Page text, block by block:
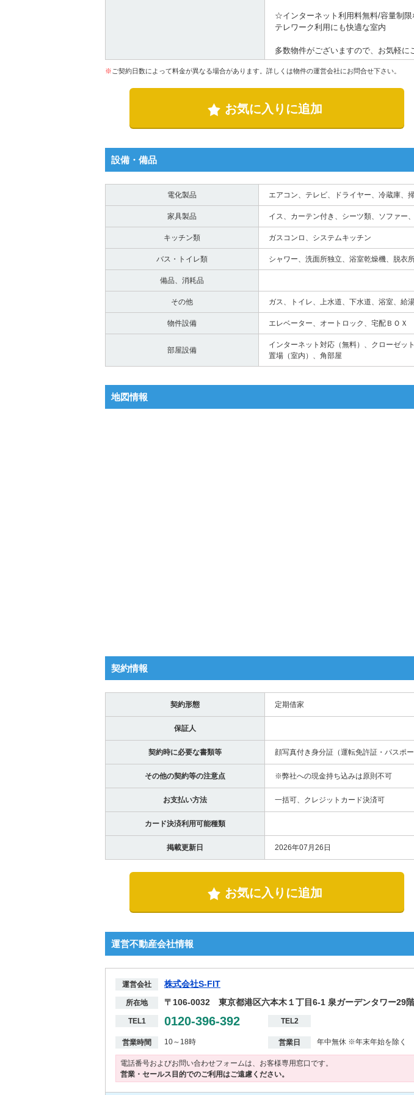
☆インターネット利用料無料/容量制限
テレワーク利用にも快適な室内
多数物件がございますので、お気軽に
※ ご契約日数によって料金が異なる場合があります。詳しくは物件の運営会社にお問合せ下さい。
お気に入りに追加
設備・備品
電化製品 エアコン、テレビ、ドライヤー、冷蔵庫、
家具製品 イス、カーテン付き、シーツ類、ソファー
キッチン類 ガスコンロ、システムキッチン
バス・トイレ類 シャワー、洗面所独立、浴室乾燥機、脱衣
備品、消耗品
その他 ガス、トイレ、上水道、下水道、浴室、給
物件設備 エレベーター、オートロック、宅配ＢＯＸ
部屋設備
インターネット対応（無料）、クローゼッ
置場（室内）、角部屋
地図情報
契約情報
契約形態 定期借家
保証人
契約時に必要な書類等 顔写真付き身分証（運転免許証・パスポ
その他の契約等の注意点 ※弊社への現金持ち込みは原則不可
お支払い方法 一括可、クレジットカード決済可
カード決済利用可能種類
掲載更新日 2026年07月26日
お気に入りに追加
運営不動産会社情報
運営会社 株式会社S-FIT
所在地 〒106-0032 東京都港区六本木１丁目6-1 泉ガーデンタワー29階
TEL1 0120-396-392 TEL2
営業時間 10～18時 営業日 年中無休 ※年末年始を除く
電話番号およびお問い合わせフォームは、お客様専用窓口です。
営業・セールス目的でのご利用はご遠慮ください。